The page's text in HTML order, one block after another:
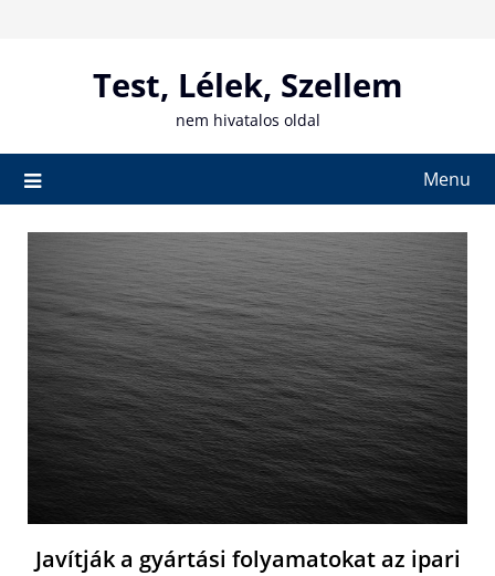
Test, Lélek, Szellem
nem hivatalos oldal
Menu
Javítják a gyártási folyamatokat az ipari